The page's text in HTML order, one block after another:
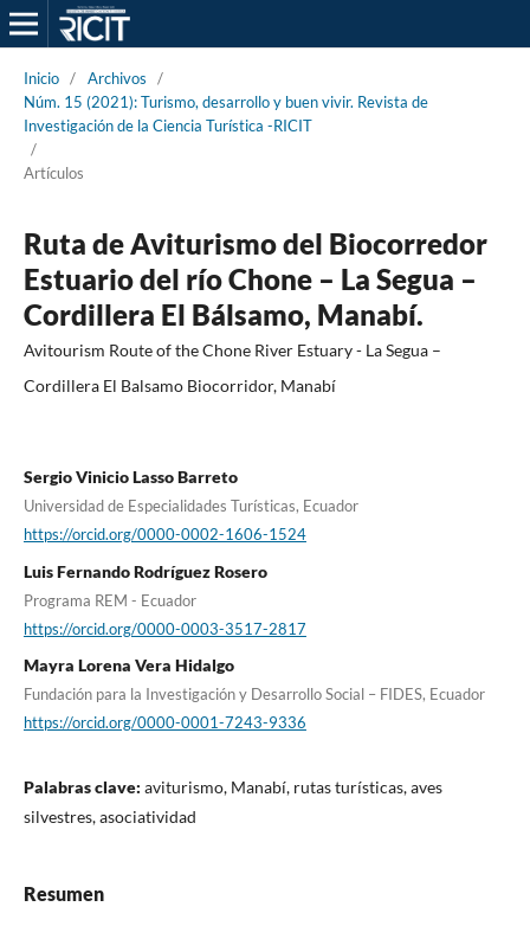
Inicio / Archivos
/
Núm. 15 (2021): Turismo, desarrollo y buen vivir. Revista de
Investigación de la Ciencia Turística -RICIT
/
Artículos
Ruta de Aviturismo del Biocorredor
Estuario del río Chone – La Segua –
Cordillera El Bálsamo, Manabí.
Avitourism Route of the Chone River Estuary - La Segua –
Cordillera El Balsamo Biocorridor, Manabí
Sergio Vinicio Lasso Barreto
Universidad de Especialidades Turísticas, Ecuador
https://orcid.org/0000-0002-1606-1524
Luis Fernando Rodríguez Rosero
Programa REM - Ecuador
https://orcid.org/0000-0003-3517-2817
Mayra Lorena Vera Hidalgo
Fundación para la Investigación y Desarrollo Social – FIDES, Ecuador
https://orcid.org/0000-0001-7243-9336
Palabras clave: aviturismo, Manabí, rutas turísticas, aves
silvestres, asociatividad
Resumen